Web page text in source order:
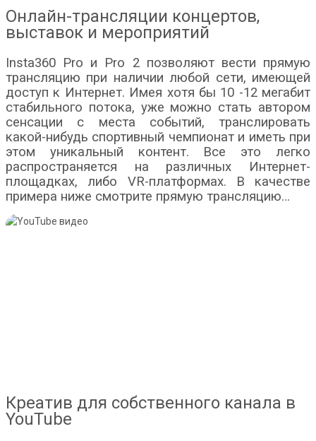
Онлайн-трансляции концертов,
выставок и мероприятий
Insta360 Pro и Pro 2 позволяют вести прямую
трансляцию при наличии любой сети, имеющей
доступ к Интернет. Имея хотя бы 10 -12 мегабит
стабильного потока, уже можно стать автором
сенсации с места событий, транслировать
какой-нибудь спортивный чемпионат и иметь при
этом уникальный контент. Все это легко
распространяется на различных Интернет-
площадках, либо VR-платформах. В качестве
примера ниже смотрите прямую трансляцию…
Креатив для собственного канала в
YouTube